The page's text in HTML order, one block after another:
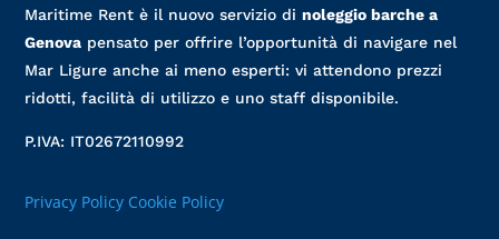
Maritime Rent è il nuovo servizio dinoleggio barche a
Genova pensato per offrire l’opportunità di navigare nel
Mar Ligure anche ai meno esperti: vi attendono prezzi
ridotti, facilità di utilizzo e uno staff disponibile.
P.IVA: IT02672110992
Privacy Policy Cookie Policy